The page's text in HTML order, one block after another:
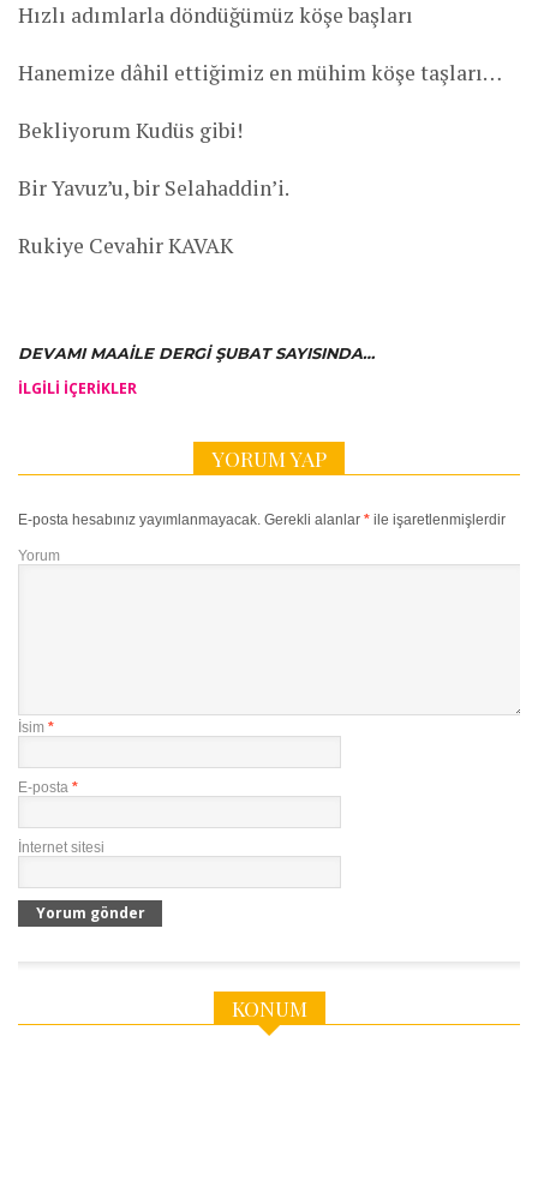
Hızlı adımlarla döndüğümüz köşe başları
Hanemize dâhil ettiğimiz en mühim köşe taşları…
Bekliyorum Kudüs gibi!
Bir Yavuz’u, bir Selahaddin’i.
Rukiye Cevahir KAVAK
DEVAMI MAAILE DERGI ŞUBAT SAYISINDA…
İLGILI IÇERIKLER
YORUM YAP
E-posta hesabınız yayımlanmayacak. Gerekli alanlar * ile işaretlenmişlerdir
Yorum
İsim *
E-posta *
İnternet sitesi
KONUM